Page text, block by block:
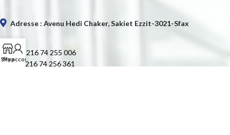
Adresse : Avenu Hedi Chaker, Sakiet Ezzit-3021-Sfax
Tél. : +216 74 255 006
Fax : +216 74 256 361
Shop
My account